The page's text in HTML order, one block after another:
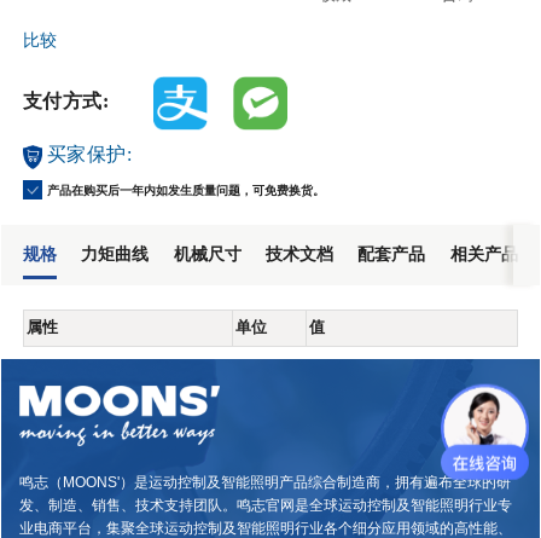
比较
支付方式:
买家保护:
产品在购买后一年内如发生质量问题，可免费换货。
规格 力矩曲线 机械尺寸 技术文档 配套产品 相关产品
属性 单位 值
鸣志（MOONS'）是运动控制及智能照明产品综合制造商，拥有遍布全球的研
发、制造、销售、技术支持团队。鸣志官网是全球运动控制及智能照明行业专
业电商平台，集聚全球运动控制及智能照明行业各个细分应用领域的高性能、